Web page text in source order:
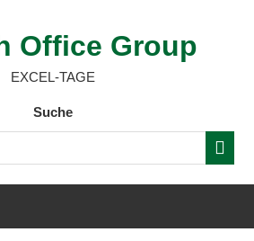
Office Group
EXCEL-TAGE
Suche